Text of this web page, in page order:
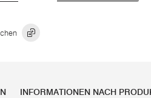
INFORMATIONEN NACH